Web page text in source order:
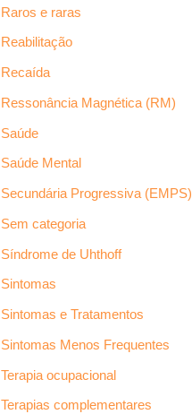
Raros e raras
Reabilitação
Recaída
Ressonância Magnética (RM)
Saúde
Saúde Mental
Secundária Progressiva (EMPS)
Sem categoria
Síndrome de Uhthoff
Sintomas
Sintomas e Tratamentos
Sintomas Menos Frequentes
Terapia ocupacional
Terapias complementares